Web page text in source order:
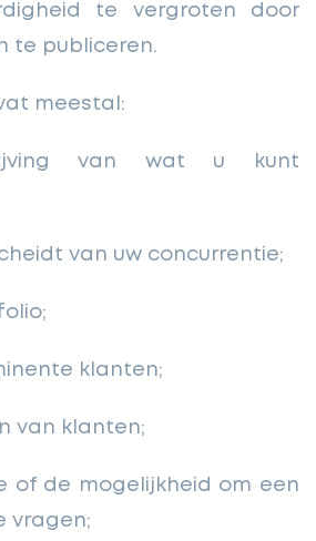
te vergroten door
te publiceren.
meestal:
van wat u kunt
van uw concurrentie;
klanten;
van klanten;
of de mogelijkheid om een
vragen;